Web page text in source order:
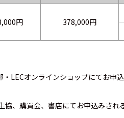
円
378,000円
LECオンラインショップにてお申
、購買会、書店にてお申込みされ